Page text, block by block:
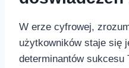
W erze⁣ cyfrowej,
użytkowników staje​ się
‌determinantów sukcesu